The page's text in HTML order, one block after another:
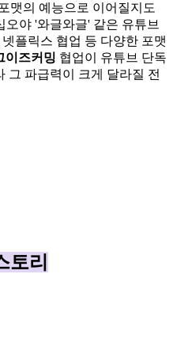
맷의 예능으로 이어질지도
오야 '와글와글' 같은 유튜브
플릭스 협업 등 다양한 포맷
이즈커밍 협업이 유튜브 단독
그 파급력이 크게 달라질 전
토리